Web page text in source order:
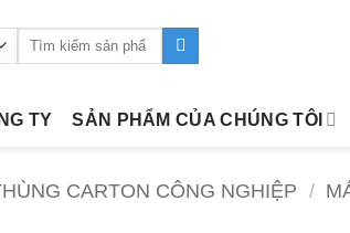
Tìm
TY SẢN PHẨM CỦA CHÚNG TÔI
CARTON CÔNG NGHIỆP /